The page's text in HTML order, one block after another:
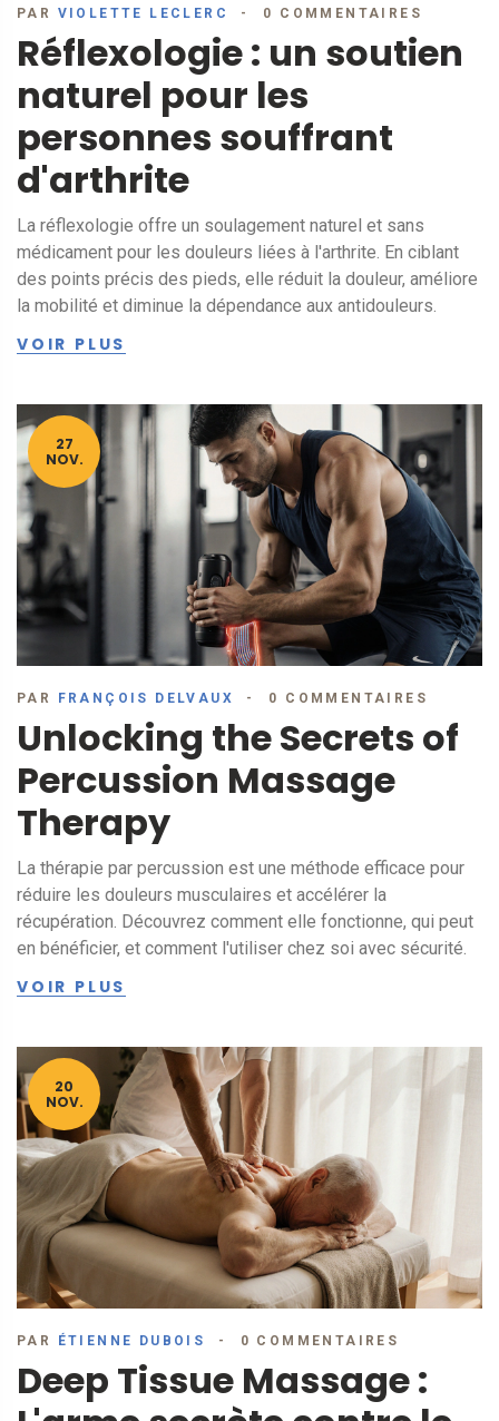
PAR VIOLETTE LECLERC 0 COMMENTAIRES
Réflexologie : un soutien
naturel pour les
personnes souffrant
d'arthrite
La réflexologie offre un soulagement naturel et sans
médicament pour les douleurs liées à l'arthrite. En ciblant
des points précis des pieds, elle réduit la douleur, améliore
la mobilité et diminue la dépendance aux antidouleurs.
VOIR PLUS
27
NOV.
PAR FRANÇOIS DELVAUX 0 COMMENTAIRES
Unlocking the Secrets of
Percussion Massage
Therapy
La thérapie par percussion est une méthode efficace pour
réduire les douleurs musculaires et accélérer la
récupération. Découvrez comment elle fonctionne, qui peut
en bénéficier, et comment l'utiliser chez soi avec sécurité.
VOIR PLUS
20
NOV.
PAR ÉTIENNE DUBOIS 0 COMMENTAIRES
Deep Tissue Massage :